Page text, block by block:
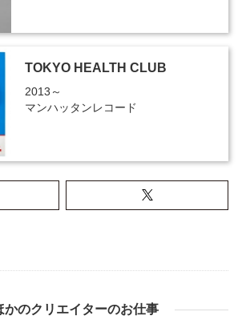
TOKYO HEALTH CLUB
2013～
マンハッタンレコード
かのクリエイターのお仕事